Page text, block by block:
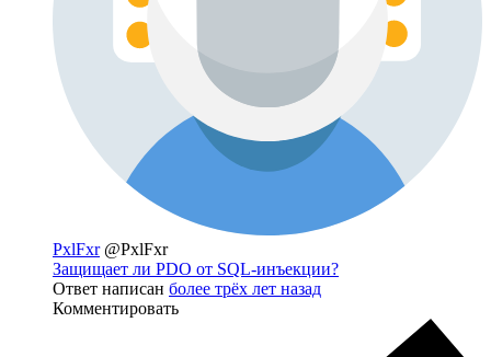
PxlFxr @PxlFxr
Защищает ли PDO от SQL-инъекции?
Ответ написан более трёх лет назад
Комментировать